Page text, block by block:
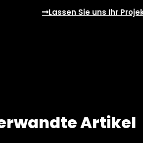
Lassen Sie uns Ihr
Artikel